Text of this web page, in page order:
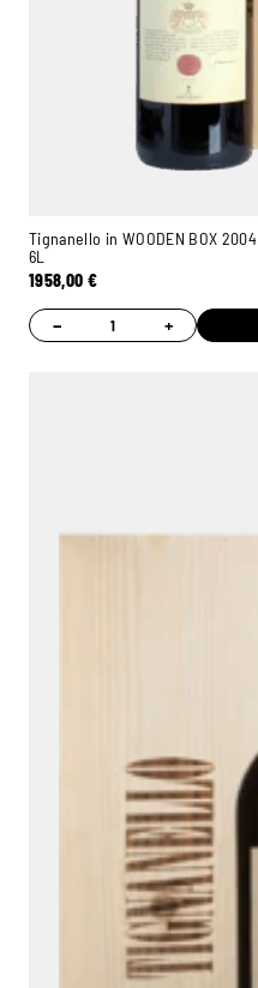
Tignanello in WOODEN BOX 2004
6L
1958,00 €
− +